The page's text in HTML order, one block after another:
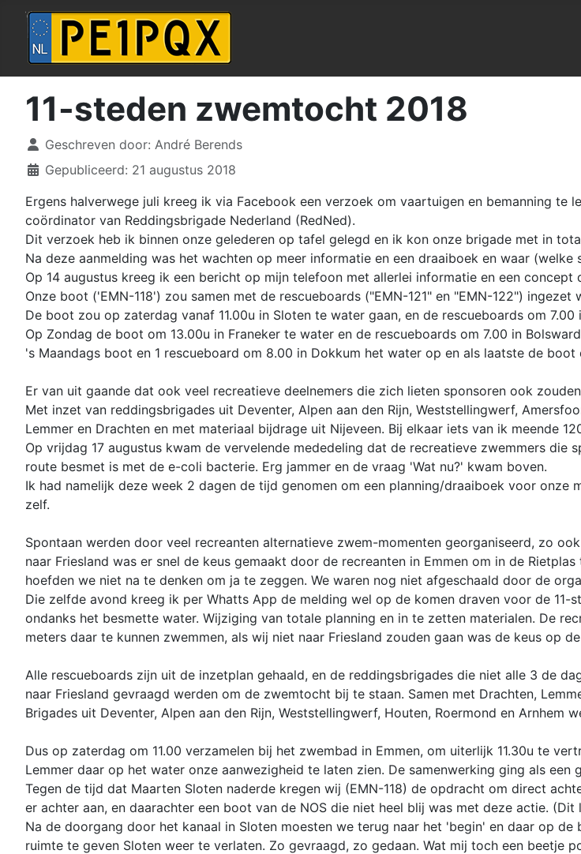
11-steden zwemtocht 2018
DetailsGeschreven door: André Berends
Gepubliceerd: 21 augustus 2018
Ergens halverwege juli kreeg ik via Facebook een verzoek om vaartuigen en bemanning
coördinator van Reddingsbrigade Nederland (RedNed).
Dit verzoek heb ik binnen onze gelederen op tafel gelegd en ik kon onze brigade met in
Na deze aanmelding was het wachten op meer informatie en een draaiboek en waar
Op 14 augustus kreeg ik een bericht op mijn telefoon met allerlei informatie en een concept
Onze boot ('EMN-118') zou samen met de rescueboards ("EMN-121" en "EMN-122") ingezet
De boot zou op zaterdag vanaf 11.00u in Sloten te water gaan, en de rescueboards om
Op Zondag de boot om 13.00u in Franeker te water en de rescueboards om 7.00 in
's Maandags boot en 1 rescueboard om 8.00 in Dokkum het water op en als laatste de
Er van uit gaande dat ook veel recreatieve deelnemers die zich lieten sponsoren ook
Met inzet van reddingsbrigades uit Deventer, Alpen aan den Rijn, Weststellingwerf,
Lemmer en Drachten en met materiaal bijdrage uit Nijeveen. Bij elkaar iets van ik meende
Op vrijdag 17 augustus kwam de vervelende mededeling dat de recreatieve zwemmers
route besmet is met de e-coli bacterie. Erg jammer en de vraag 'Wat nu?' kwam boven.
Ik had namelijk deze week 2 dagen de tijd genomen om een planning/draaiboek voor
zelf.
Spontaan werden door veel recreanten alternatieve zwem-momenten georganiseerd, zo
naar Friesland was er snel de keus gemaakt door de recreanten in Emmen om in de
hoefden we niet na te denken om ja te zeggen. We waren nog niet afgeschaald door de
Die zelfde avond kreeg ik per Whatts App de melding wel op de komen draven voor de
ondanks het besmette water. Wijziging van totale planning en in te zetten materialen. De
meters daar te kunnen zwemmen, als wij niet naar Friesland zouden gaan was de keus op
Alle rescueboards zijn uit de inzetplan gehaald, en de reddingsbrigades die niet alle 3 de
naar Friesland gevraagd werden om de zwemtocht bij te staan. Samen met Drachten,
Brigades uit Deventer, Alpen aan den Rijn, Weststellingwerf, Houten, Roermond en
Dus op zaterdag om 11.00 verzamelen bij het zwembad in Emmen, om uiterlijk 11.30u te
Lemmer daar op het water onze aanwezigheid te laten zien. De samenwerking ging als
Tegen de tijd dat Maarten Sloten naderde kregen wij (EMN-118) de opdracht om direct
er achter aan, en daarachter een boot van de NOS die niet heel blij was met deze actie.
Na de doorgang door het kanaal in Sloten moesten we terug naar het 'begin' en daar op
ruimte te geven Sloten weer te verlaten. Zo gevraagd, zo gedaan. Wat mij toch een